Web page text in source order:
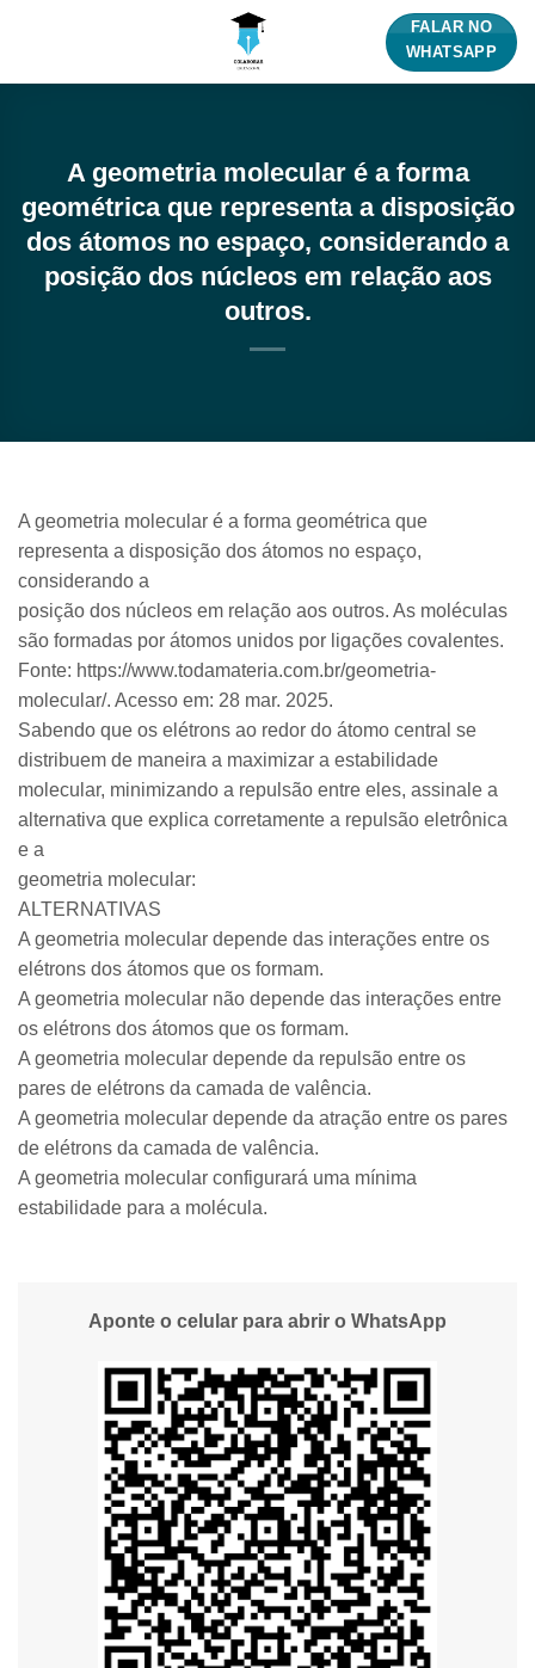
FALAR NO
WHATSAPP
A geometria molecular é a forma
geométrica que representa a disposição
dos átomos no espaço, considerando a
posição dos núcleos em relação aos
outros.
A geometria molecular é a forma geométrica que
representa a disposição dos átomos no espaço,
considerando a
posição dos núcleos em relação aos outros. As moléculas
são formadas por átomos unidos por ligações covalentes.
Fonte: https://www.todamateria.com.br/geometria-
molecular/. Acesso em: 28 mar. 2025.
Sabendo que os elétrons ao redor do átomo central se
distribuem de maneira a maximizar a estabilidade
molecular, minimizando a repulsão entre eles, assinale a
alternativa que explica corretamente a repulsão eletrônica
e a
geometria molecular:
ALTERNATIVAS
A geometria molecular depende das interações entre os
elétrons dos átomos que os formam.
A geometria molecular não depende das interações entre
os elétrons dos átomos que os formam.
A geometria molecular depende da repulsão entre os
pares de elétrons da camada de valência.
A geometria molecular depende da atração entre os pares
de elétrons da camada de valência.
A geometria molecular configurará uma mínima
estabilidade para a molécula.
Aponte o celular para abrir o WhatsApp